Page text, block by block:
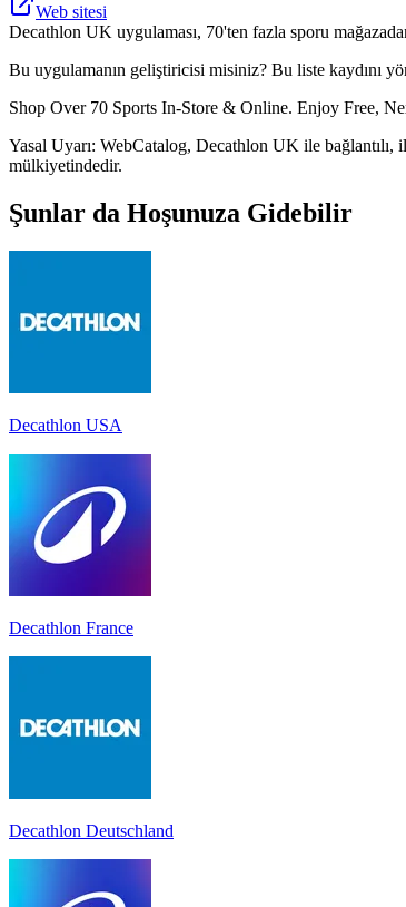
Web sitesi
Decathlon UK uygulaması, 70'ten fazla sporu
Bu uygulamanın geliştiricisi misiniz? Bu liste kaydını
Shop Over 70 Sports In-Store & Online. Enjoy Free,
Yasal Uyarı: WebCatalog, Decathlon UK ile
mülkiyetindedir.
Şunlar da Hoşunuza Gidebilir
Decathlon USA
Decathlon France
Decathlon Deutschland